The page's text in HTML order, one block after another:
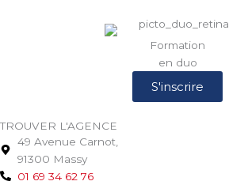
Formation
en duo
S'inscrire
TROUVER L'AGENCE
49 Avenue Carnot,
91300 Massy
01 69 34 62 76